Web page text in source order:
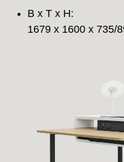
B x T x H:
1679 x 1600 x 735/